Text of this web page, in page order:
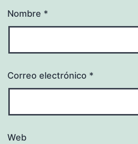
Nombre *
Correo electrónico *
Web